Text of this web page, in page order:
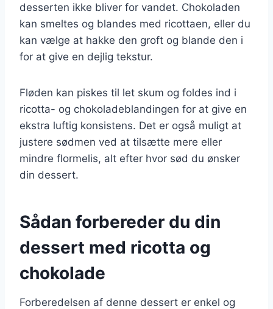
desserten ikke bliver for vandet. Chokoladen
kan smeltes og blandes med ricottaen, eller du
kan vælge at hakke den groft og blande den i
for at give en dejlig tekstur.
Fløden kan piskes til let skum og foldes ind i
ricotta- og chokoladeblandingen for at give en
ekstra luftig konsistens. Det er også muligt at
justere sødmen ved at tilsætte mere eller
mindre flormelis, alt efter hvor sød du ønsker
din dessert.
Sådan forbereder du din
dessert med ricotta og
chokolade
Forberedelsen af denne dessert er enkel og